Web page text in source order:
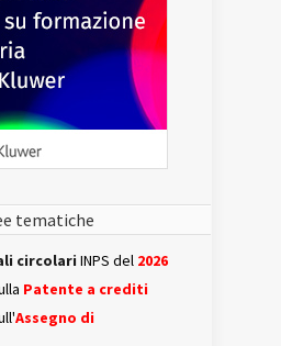
tematiche
circolari INPS del 2026
Patente a crediti
Assegno di